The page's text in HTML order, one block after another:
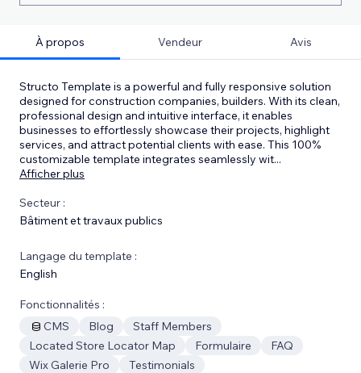
À propos Vendeur Avis
Structo Template is a powerful and fully responsive solution
designed for construction companies, builders. With its clean,
professional design and intuitive interface, it enables
businesses to effortlessly showcase their projects, highlight
services, and attract potential clients with ease. This 100%
customizable template integrates seamlessly wit...
Afficher plus
Secteur :
Bâtiment et travaux publics
Langage du template :
English
Fonctionnalités :
CMS
Blog
Staff Members
Located Store Locator Map
Formulaire
FAQ
Wix Galerie Pro
Testimonials